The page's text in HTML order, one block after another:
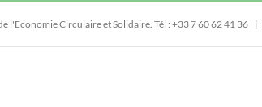
l'Economie Circulaire et Solidaire.Tél : +33 7 60 62 41 36 |